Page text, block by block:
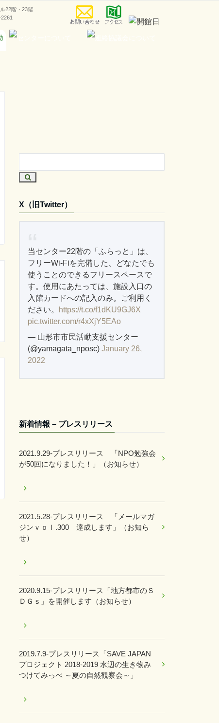
22階・23階
X（旧Twitter）
当センター22階の「ふらっと」は、
フリーWi-Fiを完備した、どなたでも
使うことのできるフリースペースで
す。使用にあたっては、施設入口の
入館カードへの記入のみ。ご利用く
ださい。
https://t.co/f1dKU9GJ6X
pic.twitter.com/r4xXjY5EAo
— 山形市市民活動支援センター
(@yamagata_nposc) January 26,
2022
新着情報 – プレスリリース
2021.9.29-プレスリリース 「NPO勉強会
が50回になりました！」（お知らせ）
2021.5.28-プレスリリース 「メールマガ
ジンｖｏｌ.300 達成します」（お知ら
せ）
2020.9.15-プレスリリース「地方都市のＳ
ＤＧｓ」を開催します（お知らせ）
2019.7.9-プレスリリース「SAVE JAPAN
プロジェクト 2018-2019 水辺の生き物み
つけてみっべ ～夏の自然観察会～」